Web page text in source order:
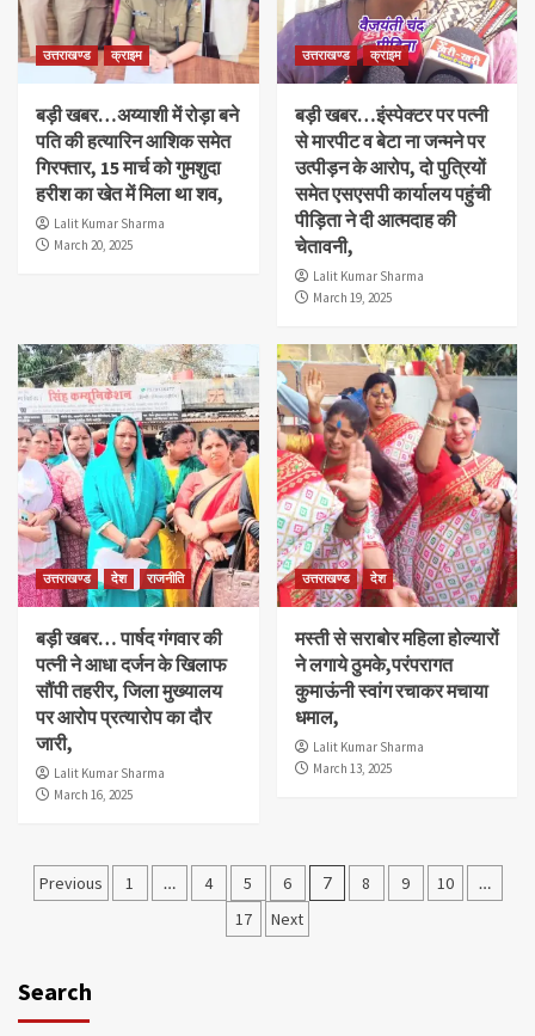
उत्तराखण्ड क्राइम
बड़ी खबर…अय्याशी में रोड़ा बने
पति की हत्यारिन आशिक समेत
गिरफ्तार, 15 मार्च को गुमशुदा
हरीश का खेत में मिला था शव,
Lalit Kumar Sharma
March 20, 2025
उत्तराखण्ड क्राइम
बड़ी खबर…इंस्पेक्टर पर पत्नी
से मारपीट व बेटा ना जन्मने पर
उत्पीड़न के आरोप, दो पुत्रियों
समेत एसएसपी कार्यालय पहुंची
पीड़िता ने दी आत्मदाह की
चेतावनी,
Lalit Kumar Sharma
March 19, 2025
उत्तराखण्ड देश राजनीति
बड़ी खबर… पार्षद गंगवार की
पत्नी ने आधा दर्जन के खिलाफ
सौंपी तहरीर, जिला मुख्यालय
पर आरोप प्रत्यारोप का दौर
जारी,
Lalit Kumar Sharma
March 16, 2025
उत्तराखण्ड देश
मस्ती से सराबोर महिला होल्यारों
ने लगाये ठुमके,परंपरागत
कुमाऊंनी स्वांग रचाकर मचाया
धमाल,
Lalit Kumar Sharma
March 13, 2025
Posts
Previous 1 … 4 5 6 7 8 9 10 …
17 Next
Search